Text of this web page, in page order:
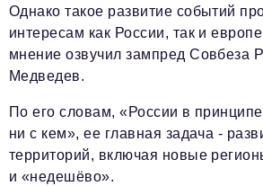
Однако такое развитие событий
интересам как России, так и
мнение озвучил зампред Совбеза
Медведев.
По его словам, «России в
ни с кем», ее главная задача -
территорий, включая новые
и «недешёво».